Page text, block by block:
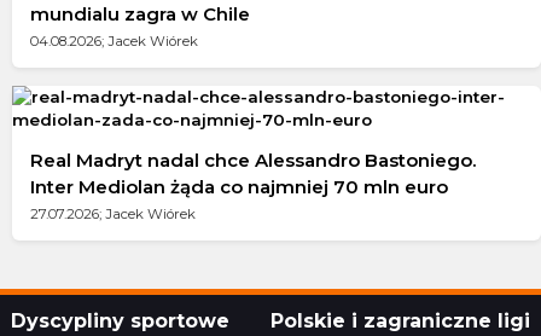
mundialu zagra w Chile
04.08.2026; Jacek Wiórek
Real Madryt nadal chce Alessandro Bastoniego.
Inter Mediolan żąda co najmniej 70 mln euro
27.07.2026; Jacek Wiórek
Dyscypliny sportowe Polskie i zagraniczne ligi